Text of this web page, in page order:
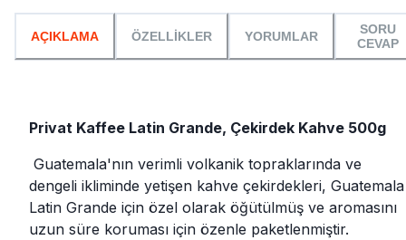
AÇIKLAMA ÖZELLİKLER YORUMLAR
SORU
CEVAP
Privat Kaffee Latin Grande, Çekirdek Kahve 500g
Guatemala'nın verimli volkanik topraklarında ve
dengeli ikliminde yetişen kahve çekirdekleri, Guatemala
Latin Grande için özel olarak öğütülmüş ve aromasını
uzun süre koruması için özenle paketlenmiştir.